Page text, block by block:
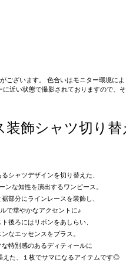
ございます。 色合いはモニター環境に
近い状態で撮影されておりますので、
飾シャツ切り替
シャツデザインを切り替えた、
ンな知性を演出するワンピース。
部分にラインレースを装飾し、
で華やかなアクセントに♪
後ろにはリボンをあしらい、
なエッセンスをプラス。
な特別感のあるディティールに
えた、１枚でサマになるアイテムです◎